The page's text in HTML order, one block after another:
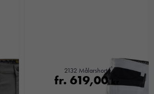
2132 Målarshorts
fr. 619,00